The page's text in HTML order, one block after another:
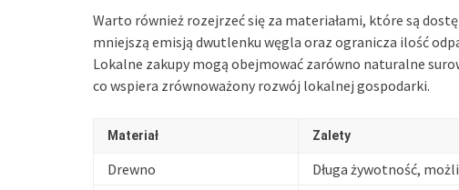
Warto również rozejrzeć się za materiałami, które są
mniejszą emisją dwutlenku węgla oraz ogranicza ilość
Lokalne zakupy mogą obejmować zarówno naturalne
co wspiera zrównoważony rozwój lokalnej gospodarki.
Materiał Zalety
Drewno Długa żywotność,